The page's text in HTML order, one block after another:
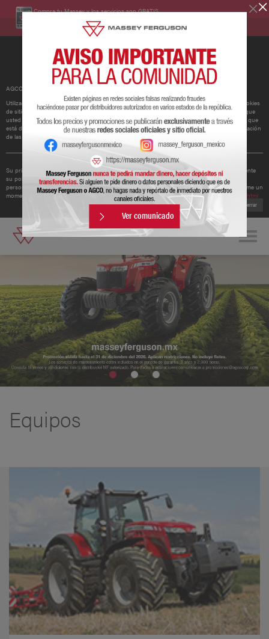
Compra tu Massey y los servicios son GRATIS.
AGCO ha actualizado su política de cookies.
Utilizamos cookies para mejorar y personalizar nuestros sitios y servicios. Esto incluye cookies
de sitios web de redes sociales de terceros, que pueden realizar un seguimiento del uso que
usted hace de nuestro sitio web. Si continúa sin cambiar su configuración, supondremos que
está dispuesto a recibir todas las cookies en nuestro sitio web. Puede cambiar la configuración
de las cookies en cualquier momento.
Obtener más información
Su privacidad es importante para nosotros. Por lo tanto, AGCO ha actualizado recientemente
su política de privacidad para ofrecerle una mejor comprensión de los tipos de datos
personales que recopilamos de usted y cómo los utilizamos. Le recomendamos que se tome un
momento para leer la política actualizada disponible enhttp://www.agcocorp.com/privacy.html
Cerrar
Ver comunicado
Equipos